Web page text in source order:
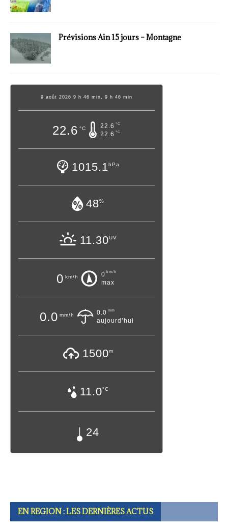
Prévisions Ain 15 jours – Montagne
9 août 2026 9 h 46 min, 9 h 46 min
22.6 °C 22.6 °C
22.6 °C
1015.1hPa
48%
11.30UV
0 km/h 0 km/h
max
0.0 mm/h 0.0 mm
aujourd’hui
1500m
11.0°C
24
EN REGION : LES DERNIÈRES ACTUS